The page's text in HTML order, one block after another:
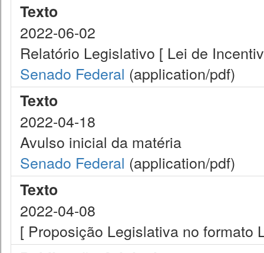
Texto
2022-06-02
Relatório Legislativo [ Lei de
Senado Federal (application/pdf)
Texto
2022-04-18
Avulso inicial da matéria
Senado Federal (application/pdf)
Texto
2022-04-08
[ Proposição Legislativa no formato